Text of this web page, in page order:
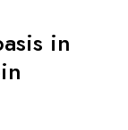
in